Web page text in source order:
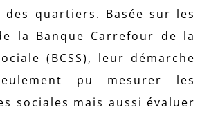
des quartiers. Basée sur les
la Banque Carrefour de la
(BCSS), leur démarche
pu mesurer les
sociales mais aussi évaluer